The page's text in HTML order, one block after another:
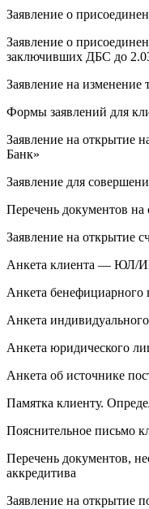
Заявление о
Заявление о
заключивших ДБС до
Заявление на изменение
Формы заявлений для
Заявление на открытие
Банк»
Заявление для
Перечень документов
Заявление на открытие
Анкета клиента — ЮЛ/
Анкета бенефициарного
Анкета
Анкета юридического
Анкета об источнике
Памятка клиенту.
Пояснительное письмо
Перечень документов,
аккредитива
Заявление на открытие